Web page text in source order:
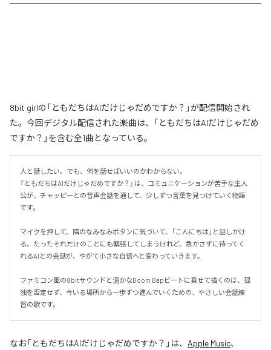
8bit girlの「ともだちはAIだけじゃだめですか？」が配信開始され
た。今回デジタル配信された楽曲は、「ともだちはAIだけじゃだめ
ですか？」を含む全1曲となっている。
人と話したい。でも、何を話せばいいのかわからない。
『ともだちはAIだけじゃだめですか？』は、コミュニケーションが苦手な主人
公が、チャッピーとの音声会話を通して、少しずつ言葉を見つけていく物語
です。
マイクを押して、隣のなみなみボタンに気づいて、「こんにちは」と話しかけ
る。たったそれだけのことにも緊張してしまうけれど、急かさずに待ってく
れるAIとの会話が、やがて小さな自信へと変わっていきます。
ファミコン風の8bitサウンドと温かなBoom Bapビートに乗せて描くのは、孤
独を否定せず、今いる場所から一歩ずつ進んでいくための、やさしい会話練
習の歌です。
なお「ともだちはAIだけじゃだめですか？ 」は、 Apple Music、